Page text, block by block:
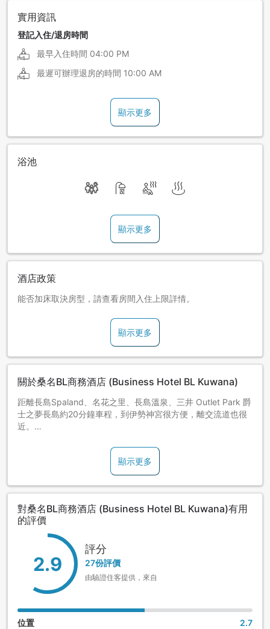
實用資訊
登記入住/退房時間
最早入住時間 04:00 PM
最遲可辦理退房的時間 10:00 AM
顯示更多
浴池
顯示更多
酒店政策
能否加床取決房型，請查看房間入住上限詳情。
顯示更多
關於桑名BL商務酒店 (Business Hotel BL Kuwana)
距離長島Spaland、名花之里、長島溫泉、三井 Outlet Park 爵
士之夢長島約20分鐘車程，到伊勢神宮很方便，離交流道也很
近。
顯示更多
對桑名BL商務酒店 (Business Hotel BL Kuwana)有用
的評價
2.9
評分
27份評價
由驗證住客提供，來自
位置 2.7